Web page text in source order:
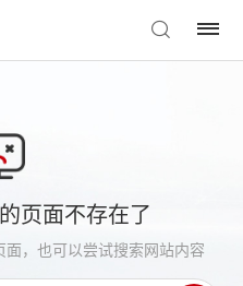
页面不存在了
面，也可以尝试搜索网站内容